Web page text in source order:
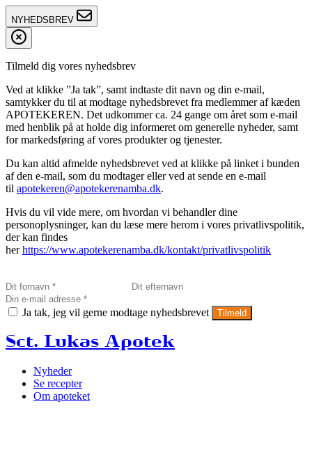
NYHEDSBREV
Tilmeld dig vores nyhedsbrev
Ved at klikke ”Ja tak”, samt indtaste dit navn og din e-mail,
samtykker du til at modtage nyhedsbrevet fra medlemmer af kæden
APOTEKEREN. Det udkommer ca. 24 gange om året som e-mail
med henblik på at holde dig informeret om generelle nyheder, samt
for markedsføring af vores produkter og tjenester.
Du kan altid afmelde nyhedsbrevet ved at klikke på linket i bunden
af den e-mail, som du modtager eller ved at sende en e-mail
til apotekeren@apotekerenamba.dk.
Hvis du vil vide mere, om hvordan vi behandler dine
personoplysninger, kan du læse mere herom i vores privatlivspolitik,
der kan findes
herhttps://www.apotekerenamba.dk/kontakt/privatlivspolitik
Ja tak, jeg vil gerne modtage nyhedsbrevet Tilmeld
Sct. Lukas Apotek
Nyheder
Se recepter
Om apoteket